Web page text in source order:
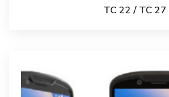
TC 22 / TC 27